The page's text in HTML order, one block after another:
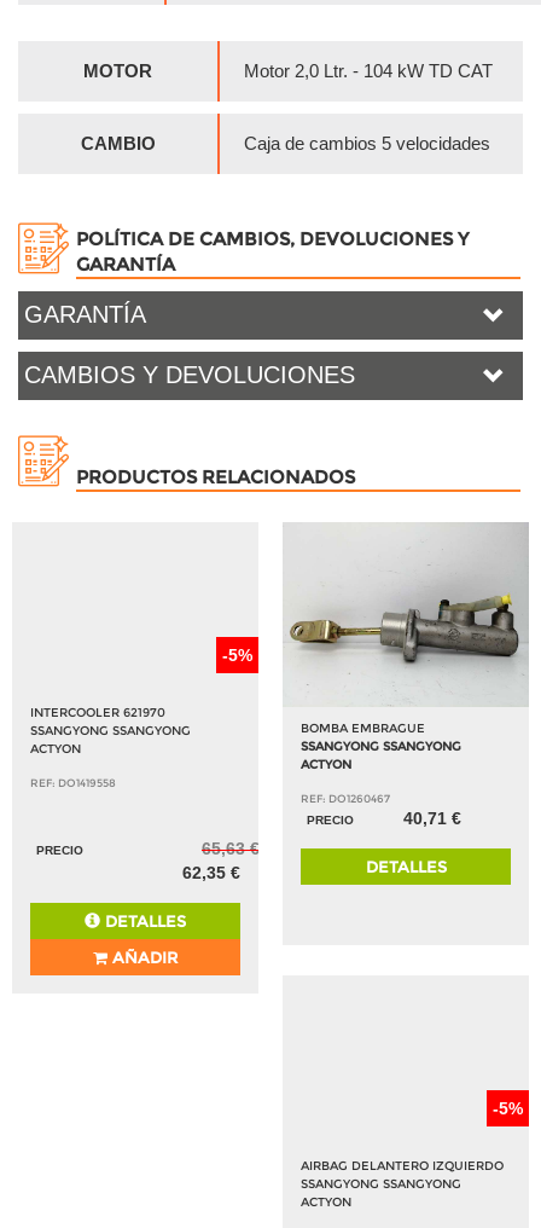
MOTOR Motor 2,0 Ltr. - 104 kW TD CAT
CAMBIO Caja de cambios 5 velocidades
POLÍTICA DE CAMBIOS, DEVOLUCIONES Y
GARANTÍA
GARANTÍA
CAMBIOS Y DEVOLUCIONES
PRODUCTOS RELACIONADOS
-5%
INTERCOOLER 621970
SSANGYONG SSANGYONG
ACTYON
REF: DO1419558
PRECIO
65,63 €
62,35 €
DETALLES
AÑADIR
BOMBA EMBRAGUE
SSANGYONG SSANGYONG
ACTYON
REF: DO1260467
PRECIO
40,71 €
DETALLES
-5%
AIRBAG DELANTERO IZQUIERDO
SSANGYONG SSANGYONG
ACTYON